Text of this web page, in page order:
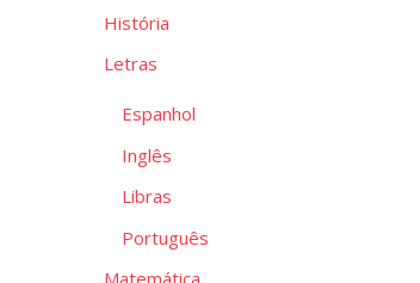
História
Letras
Espanhol
Inglês
Libras
Português